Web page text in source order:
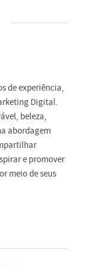
de experiência,
Digital.
beleza,
abordagem
e promover
meio de seus